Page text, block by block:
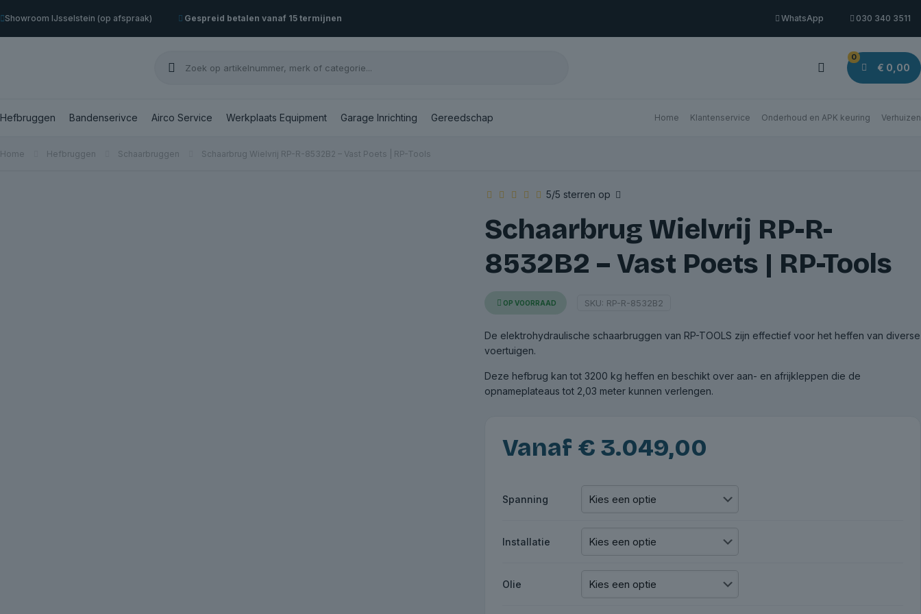
Showroom IJsselstein (op afspraak) Gespreid betalen vanaf 15 termijnen WhatsApp 030 340 3511
0
€ 0,00
Hefbruggen Bandenserivce Airco Service Werkplaats Equipment Garage Inrichting Gereedschap Home Klantenservice Onderhoud en APK keuring Verhuizen
Home Hefbruggen Schaarbruggen Schaarbrug Wielvrij RP-R-8532B2 – Vast Poets | RP-Tools
5/5 sterren op
Schaarbrug Wielvrij RP-R-
8532B2 – Vast Poets | RP-Tools
OP VOORRAAD SKU: RP-R-8532B2
De elektrohydraulische schaarbruggen van RP-TOOLS zijn effectief voor het heffen van diverse
voertuigen.
Deze hefbrug kan tot 3200 kg heffen en beschikt over aan- en afrijkleppen die de
opnameplateaus tot 2,03 meter kunnen verlengen.
Vanaf € 3.049,00
Spanning
Installatie
Olie